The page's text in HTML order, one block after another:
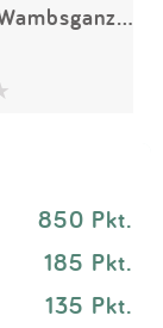
Friedrich-Wambsganz-Straße
850 Pkt.
185 Pkt.
135 Pkt.